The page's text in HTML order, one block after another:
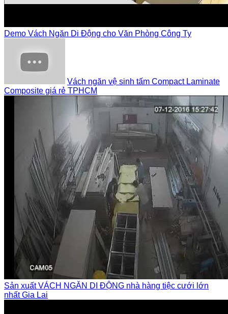
Demo Vách Ngăn Di Động cho Văn Phòng Công Ty
Vách ngăn vệ sinh tấm Compact Laminate
Composite giá rẻ TPHCM
Sản xuất VÁCH NGĂN DI ĐỘNG nhà hàng tiệc cưới lớn
nhất Gia Lai